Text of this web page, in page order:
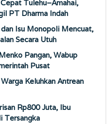
Tulehu–Amahai,
PT Dharma Indah
Isu Monopoli Mencuat,
Secara Utuh
Pangan, Wabup
Pusat
Keluhkan Antrean
Rp800 Juta, Ibu
Tersangka